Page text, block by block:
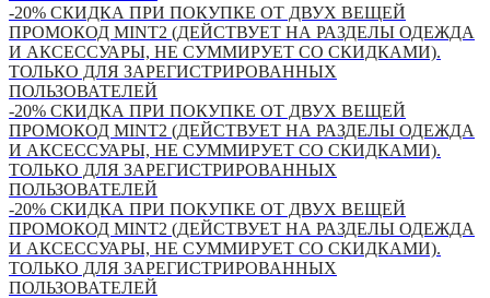
-20% СКИДКА ПРИ ПОКУПКЕ ОТ ДВУХ ВЕЩЕЙ
ПРОМОКОД MINT2 (ДЕЙСТВУЕТ НА РАЗДЕЛЫ ОДЕЖДА
И АКСЕССУАРЫ, НЕ СУММИРУЕТ СО СКИДКАМИ).
ТОЛЬКО ДЛЯ ЗАРЕГИСТРИРОВАННЫХ
ПОЛЬЗОВАТЕЛЕЙ
-20% СКИДКА ПРИ ПОКУПКЕ ОТ ДВУХ ВЕЩЕЙ
ПРОМОКОД MINT2 (ДЕЙСТВУЕТ НА РАЗДЕЛЫ ОДЕЖДА
И АКСЕССУАРЫ, НЕ СУММИРУЕТ СО СКИДКАМИ).
ТОЛЬКО ДЛЯ ЗАРЕГИСТРИРОВАННЫХ
ПОЛЬЗОВАТЕЛЕЙ
-20% СКИДКА ПРИ ПОКУПКЕ ОТ ДВУХ ВЕЩЕЙ
ПРОМОКОД MINT2 (ДЕЙСТВУЕТ НА РАЗДЕЛЫ ОДЕЖДА
И АКСЕССУАРЫ, НЕ СУММИРУЕТ СО СКИДКАМИ).
ТОЛЬКО ДЛЯ ЗАРЕГИСТРИРОВАННЫХ
ПОЛЬЗОВАТЕЛЕЙ